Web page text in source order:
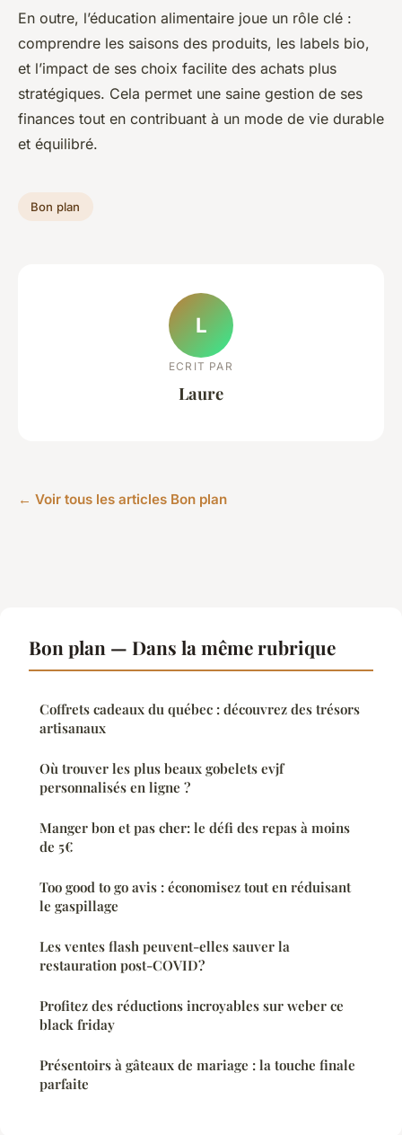
En outre, l’éducation alimentaire joue un rôle clé :
comprendre les saisons des produits, les labels bio,
et l’impact de ses choix facilite des achats plus
stratégiques. Cela permet une saine gestion de ses
finances tout en contribuant à un mode de vie durable
et équilibré.
Bon plan
L
ECRIT PAR
Laure
← Voir tous les articles Bon plan
Bon plan — Dans la même rubrique
Coffrets cadeaux du québec : découvrez des trésors
artisanaux
Où trouver les plus beaux gobelets evjf
personnalisés en ligne ?
Manger bon et pas cher: le défi des repas à moins
de 5€
Too good to go avis : économisez tout en réduisant
le gaspillage
Les ventes flash peuvent-elles sauver la
restauration post-COVID?
Profitez des réductions incroyables sur weber ce
black friday
Présentoirs à gâteaux de mariage : la touche finale
parfaite